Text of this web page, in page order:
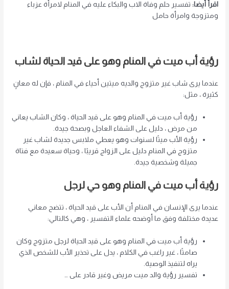
اقرأ أيضا: تفسير حلم وفاة الاب والبكاء عليه في المنام لامرأة عزباء
ومتزوجة وامرأة حامل
رؤية أب ميت في المنام وهو على قيد الحياة لشاب
عندما يرى شاب غير متزوج والديه ميتين أحياء في المنام ، فإن له معانٍ
كثيرة ، مثل:
رؤية أب ميت في المنام وهو على قيد الحياة ، وكان الشاب يعاني
من مرض ، دليل على الشفاء العاجل وبصحة جيدة.
رؤية الأب ميتًا لسنوات وهو يعطي ملابس جديدة لشاب غير
متزوج في المنام دليل على الزواج قريبًا ، وحياة سعيدة مع فتاة
جميلة وشخصية جيدة.
رؤية أب ميت في المنام وهو حي لرجل
عندما يرى الإنسان في المنام أن الأب على قيد الحياة ، تتضح معاني
عديدة مختلفة وفق ما أوضحه علماء التفسير ، وهي كالتالي:
رؤية أب ميت في المنام وهو على قيد الحياة لرجل متزوج وكان
صامتًا ، غير راغب في الكلام ، يدل على تحذير الأب للشخص الذي
يراه لتنفيذ الوصية.
تفسير رؤية والد ميت مريض وغير قادر على …